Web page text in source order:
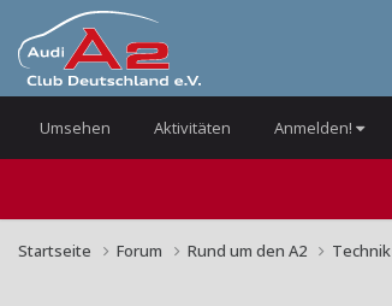
Umsehen Aktivitäten Anmelden!
Startseite Forum Rund um den A2 Technik